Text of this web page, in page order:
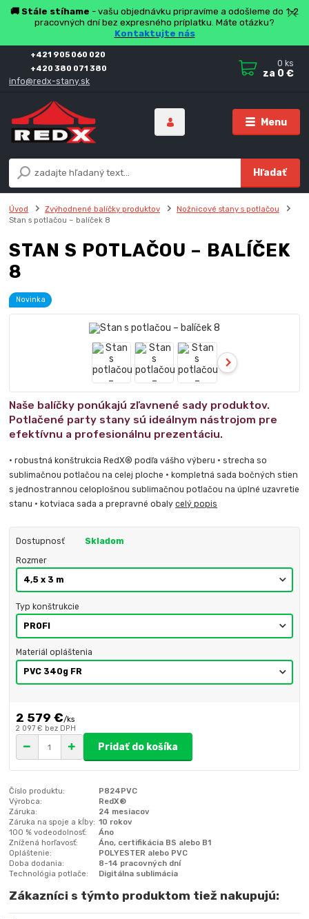
🚚 Stále stíhame - vašu objednávku pripravíme a odošleme do 1-2
pracovných dní bez expresného príplatku. Máte otázku?
Kontaktujte nás
Menu
Hľadať
+421 905 060 020
+420 380 071 380
info@redx-stany.sk
0 ks
za 0 €
Úvod Zvýhodnené balíčky produktov
Nožnicové stany s potlačou
Stan s potlačou – balíček 8
STAN S POTLAČOU – BALÍČEK
8
Novinka
Naše balíčky ponúkajú zľavnené sady produktov.
Potlačené party stany sú ideálnym nástrojom pre
efektívnu a profesionálnu prezentáciu.
• robustná konštrukcia RedX® podľa vášho výberu • strecha so
sublimačnou potlačou na celej ploche • kompletná sada bočných stien
s jednostrannou celoplošnou sublimačnou potlačou na úplné uzavretie
stanu • kotviaca sada a prepravné obalycelý popis
Dostupnosť Skladom
Rozmer
Typ konštrukcie
Materiál opláštenia
2 579 €/ks
2 097 € bez DPH
Pridať do košíka
Číslo produktu:
P824PVC
Výrobca:
RedX®
Záruka:
24 mesiacov
Záruka na spoje a kĺby: 10 rokov
100 % vodeodolnosť:
Áno
Znížená horľavosť:
Áno, certifikácia BS alebo B1
Opláštenie:
POLYESTER alebo PVC
Doba dodania:
8-14 pracovných dní
Technológia potlače:
Digitálna sublimácia
Zákazníci s týmto produktom tiež nakupujú: